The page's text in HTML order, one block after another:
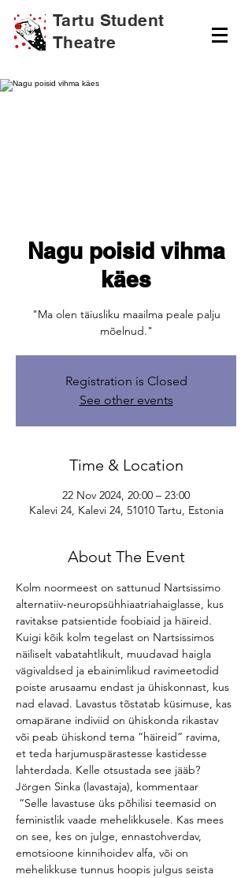
Tartu Student
Theatre
Nagu poisid vihma
käes
"Ma olen täiusliku maailma peale palju
mõelnud."
Registration is Closed
See other events
Time & Location
22 Nov 2024, 20:00 – 23:00
Kalevi 24, Kalevi 24, 51010 Tartu, Estonia
About The Event
Kolm noormeest on sattunud Nartsissimo
alternatiiv-neuropsühhiaatriahaiglasse, kus
ravitakse patsientide foobiaid ja häireid.
Kuigi kõik kolm tegelast on Nartsissimos
näiliselt vabatahtlikult, muudavad haigla
vägivaldsed ja ebainimlikud ravimeetodid
poiste arusaamu endast ja ühiskonnast, kus
nad elavad. Lavastus tõstatab küsimuse, kas
omapärane indiviid on ühiskonda rikastav
või peab ühiskond tema “häireid” ravima,
et teda harjumuspärastesse kastidesse
lahterdada. Kelle otsustada see jääb?
Jörgen Sinka (lavastaja), kommentaar
“Selle lavastuse üks põhilisi teemasid on
feministlik vaade mehelikkusele. Kas mees
on see, kes on julge, ennastohverdav,
emotsioone kinnihoidev alfa, või on
mehelikkuse tunnus hoopis julgus seista